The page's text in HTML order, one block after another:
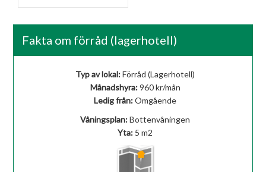
Entré
Fakta om förråd (lagerhotell)
Typ av lokal:Förråd (Lagerhotell)
Månadshyra:960 kr/mån
Ledig från:Omgående
Våningsplan:Bottenvåningen
Yta: 5 m2